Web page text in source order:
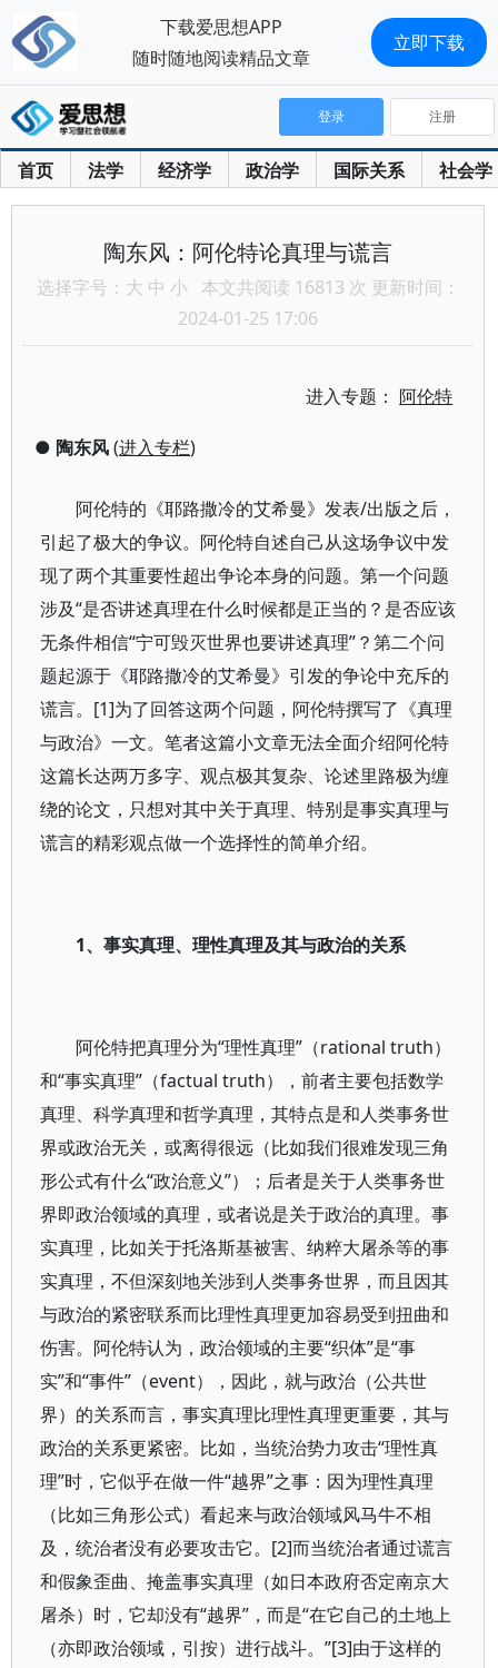
首页 法学 经济学 政治学 国际关系 社会学
登录 注册
陶东风：阿伦特论真理与谎言
选择字号： 大 中 小 本文共阅读 16813 次 更新时间：
2024-01-25 17:06
进入专题： 阿伦特
● 陶东风(进入专栏)
阿伦特的《耶路撒冷的艾希曼》发表/出版之后，
引起了极大的争议。阿伦特自述自己从这场争议中发
现了两个其重要性超出争论本身的问题。第一个问题
涉及“是否讲述真理在什么时候都是正当的？是否应该
无条件相信“宁可毁灭世界也要讲述真理”？第二个问
题起源于《耶路撒冷的艾希曼》引发的争论中充斥的
谎言。[1]为了回答这两个问题，阿伦特撰写了《真理
与政治》一文。笔者这篇小文章无法全面介绍阿伦特
这篇长达两万多字、观点极其复杂、论述里路极为缠
绕的论文，只想对其中关于真理、特别是事实真理与
谎言的精彩观点做一个选择性的简单介绍。
1、事实真理、理性真理及其与政治的关系
阿伦特把真理分为“理性真理”（rational truth）
和“事实真理”（factual truth），前者主要包括数学
真理、科学真理和哲学真理，其特点是和人类事务世
界或政治无关，或离得很远（比如我们很难发现三角
形公式有什么“政治意义”）；后者是关于人类事务世
界即政治领域的真理，或者说是关于政治的真理。事
实真理，比如关于托洛斯基被害、纳粹大屠杀等的事
实真理，不但深刻地关涉到人类事务世界，而且因其
与政治的紧密联系而比理性真理更加容易受到扭曲和
伤害。阿伦特认为，政治领域的主要“织体”是“事
实”和“事件”（event），因此，就与政治（公共世
界）的关系而言，事实真理比理性真理更重要，其与
政治的关系更紧密。比如，当统治势力攻击“理性真
理”时，它似乎在做一件“越界”之事：因为理性真理
（比如三角形公式）看起来与政治领域风马牛不相
及，统治者没有必要攻击它。[2]而当统治者通过谎言
和假象歪曲、掩盖事实真理（如日本政府否定南京大
屠杀）时，它却没有“越界”，而是“在它自己的土地上
（亦即政治领域，引按）进行战斗。”[3]由于这样的
下载爱思想APP
随时随地阅读精品文章
立即下载